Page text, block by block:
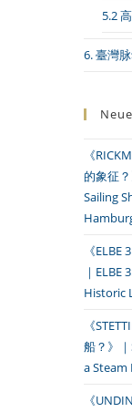
5.2
6. 臺灣
《
的象征
Sailing
《
｜
Historic
《
船？》
a Steam
《